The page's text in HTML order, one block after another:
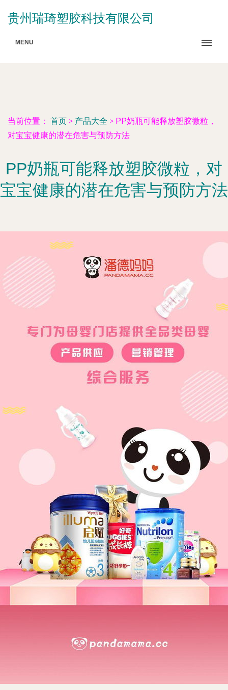
贵州瑞琦塑胶科技有限公司
MENU
当前位置： 首页 > 产品大全 > PP奶瓶可能释放塑胶微粒，
对宝宝健康的潜在危害与预防方法
PP奶瓶可能释放塑胶微粒，对
宝宝健康的潜在危害与预防方法